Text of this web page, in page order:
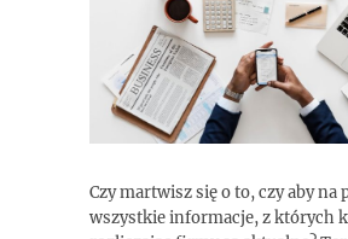
Czy martwisz się o to, czy aby na
wszystkie informacje, z których